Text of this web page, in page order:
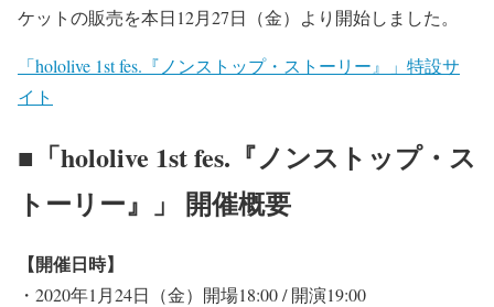
ケットの販売を本⽇12月27日（金）より開始しました。
「hololive 1st fes.『ノンストップ・ストーリー』」特設サ
イト
■「hololive 1st fes.『ノンストップ・ス
トーリー』」 開催概要
【開催⽇時】
・2020年1⽉24⽇（⾦）開場18:00 / 開演19:00